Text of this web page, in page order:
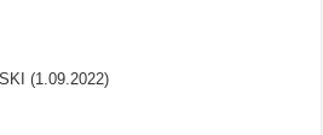
(1.09.2022)